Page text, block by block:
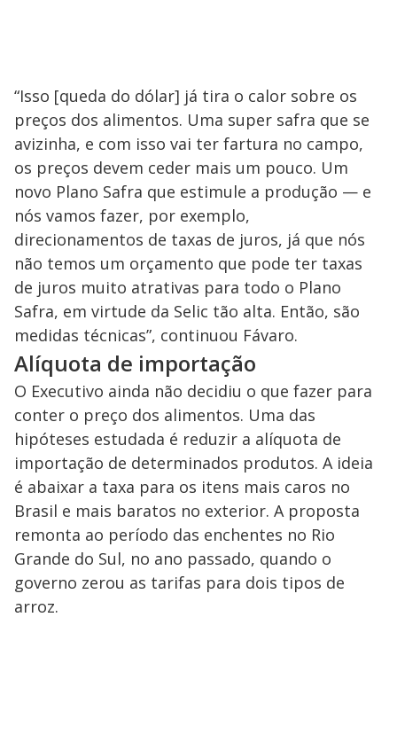
“Isso [queda do dólar] já tira o calor sobre os
preços dos alimentos. Uma super safra que se
avizinha, e com isso vai ter fartura no campo,
os preços devem ceder mais um pouco. Um
novo Plano Safra que estimule a produção — e
nós vamos fazer, por exemplo,
direcionamentos de taxas de juros, já que nós
não temos um orçamento que pode ter taxas
de juros muito atrativas para todo o Plano
Safra, em virtude da Selic tão alta. Então, são
medidas técnicas”, continuou Fávaro.
Alíquota de importação
O Executivo ainda não decidiu o que fazer para
conter o preço dos alimentos. Uma das
hipóteses estudada é reduzir a alíquota de
importação de determinados produtos. A ideia
é abaixar a taxa para os itens mais caros no
Brasil e mais baratos no exterior. A proposta
remonta ao período das enchentes no Rio
Grande do Sul, no ano passado, quando o
governo zerou as tarifas para dois tipos de
arroz.